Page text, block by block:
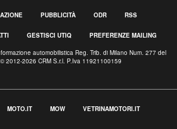
PUBBLICITÀ ODR RSS
GESTISCI UTIQ PREFERENZE MAILING
automobilistica Reg. Trib. di Milano Num. 277 del
2012-2026 CRM S.r.l. P.Iva 11921100159
MOTO.IT MOW VETRINAMOTORI.IT